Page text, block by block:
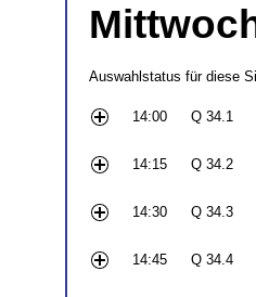
Auswahlstatus für diese
14:00 Q 34.1
14:15
Q 34.2
14:30
Q 34.3
14:45
Q 34.4